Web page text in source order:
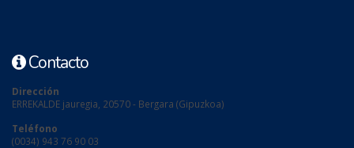
Contacto
Dirección
ERREKALDE jauregia, 20570 - Bergara (Gipuzkoa)
Teléfono
(0034) 943 76 90 03